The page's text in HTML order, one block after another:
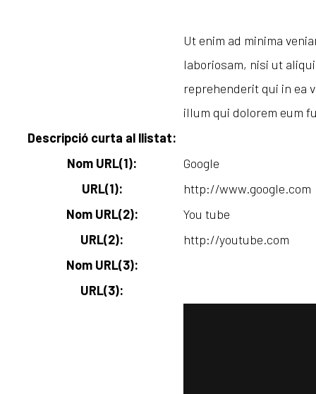
Ut enim ad minima
laboriosam, nisi ut
reprehenderit qui in ea
illum qui dolorem eum
Descripció curta al llistat:
Nom URL(1):
Google
URL(1):
http://www.google.com
Nom URL(2):
You tube
URL(2):
http://youtube.com
Nom URL(3):
URL(3):